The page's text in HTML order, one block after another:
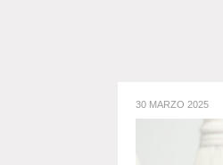
30 MARZO 2025